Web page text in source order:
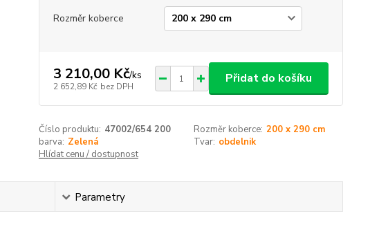
Rozměr koberce
3 210,00 Kč/ks
2 652,89 Kč bez DPH
Přidat do košíku
Číslo produktu: 47002/654 200 Rozměr koberce: 200 x 290 cm
barva: Zelená Tvar: obdelnik
Hlídat cenu / dostupnost
Parametry